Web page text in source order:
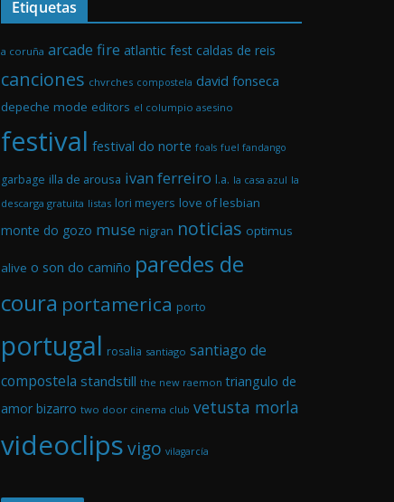
Etiquetas
a coruña arcade fire atlantic fest caldas de reis
canciones chvrches compostela david fonseca
depeche mode editors el columpio asesino
festival festival do norte foals fuel fandango
garbage illa de arousa ivan ferreiro l.a. la casa azul la
descarga gratuita listas lori meyers love of lesbian
monte do gozo muse nigran noticias optimus
alive o son do camiño paredes de
coura portamerica porto
portugal rosalia santiago santiago de
compostela standstill the new raemon triangulo de
amor bizarro two door cinema club vetusta morla
videoclipsvigo vilagarcía